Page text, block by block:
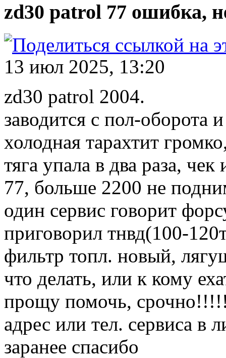
zd30 patrol 77 ошибка,
13 июл 2025, 13:20
zd30 patrol 2004.
заводится с пол-оборота
холодная тарахтит
тяга упала в два раза,
77, больше 2200 не
один сервис говорит
приговорил тнвд(100-
фильтр топл. новый,
что делать, или к кому
прощу помочь,
адрес или тел. сервиса в
заранее спасибо